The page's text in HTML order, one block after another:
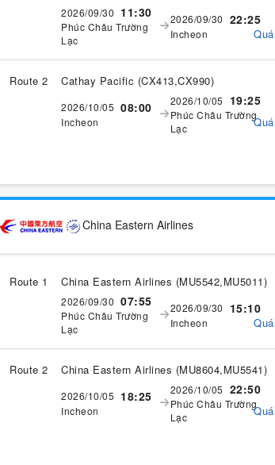
2026/09/30 11:30
Phúc Châu Trường
Lạc
2026/09/30 22:25
Incheon
Route 2 Cathay Pacific (CX413,CX990)
2026/10/05 08:00
Incheon
2026/10/05 19:25
Phúc Châu Trường
Lạc
China Eastern Airlines
Route 1 China Eastern Airlines (MU5542,MU5011)
2026/09/30 07:55
Phúc Châu Trường
Lạc
2026/09/30 15:10
Incheon
Route 2 China Eastern Airlines (MU8604,MU5541)
2026/10/05 18:25
Incheon
2026/10/05 22:50
Phúc Châu Trường
Lạc